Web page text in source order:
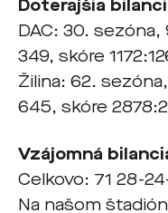
Doterajšia
DAC: 30.
349, skóre
Žilina: 62.
645, skóre
Vzájomná
Celkovo: 71 28-
Na našom